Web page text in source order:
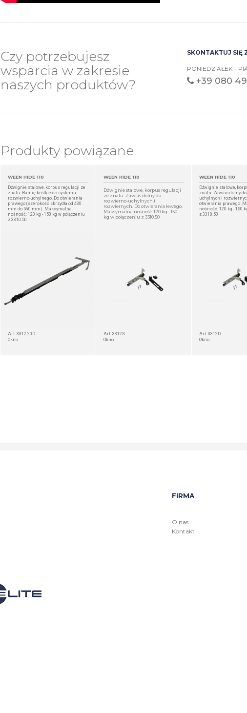
Czy potrzebujesz
wsparcia w zakresie
naszych produktów?
SKONTAKTUJ SIĘ
PONIEDZIAŁEK –
+39 080
Produkty powiązane
WEEN HIDE 110
Dźwignie stalowe, korpus regulacji ze
znalu. Ramię krótkie do systemu
rozwierno-uchylnego. Do otwierania
prawego (szerokość skrzydła od 430
mm do 560 mm). Maksymalna
nośność: 120 kg - 150 kg w połączeniu
z 3310.50
Art. 3312.20D
Okno
WEEN HIDE 110
Dźwignie stalowe, korpus regulacji
ze znalu. Zawias dolny do
rozwierno-uchylnych i
rozwiernych. Do otwierania lewego.
Maksymalna nośność: 120 kg - 150
kg w połączeniu z 3310.50
Art. 3312S
Okno
WEEN HIDE 110
Dźwignie stalowe,
znalu. Zawias dolny
uchylnych i
otwierania prawego.
nośność: 120 kg - 150
z 3310.50
Art. 3312D
Okno
FIRMA
O nas
Kontakt